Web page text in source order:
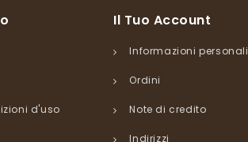
d'uso
Il Tuo Account
Informazioni personali
Ordini
Note di credito
Indirizzi